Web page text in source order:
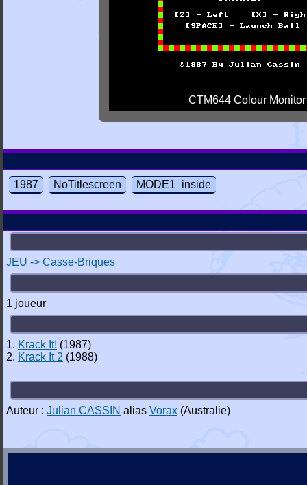
CTM644 Colour Monitor
1987 NoTitlescreen MODE1_inside
JEU -> Casse-Briques
1 joueur
1. Krack It! (1987)
2. Krack It 2 (1988)
Auteur : Julian CASSIN alias Vorax (Australie)